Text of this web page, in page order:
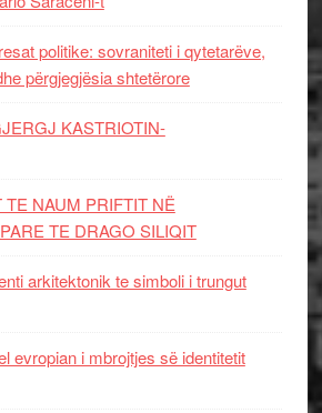
politike: sovraniteti i qytetarëve,
përgjegjësia shtetërore
KASTRIOTIN-
TE NAUM PRIFTIT NË
TE DRAGO SILIQIT
arkitektonik te simboli i trungut
evropian i mbrojtjes së identitetit